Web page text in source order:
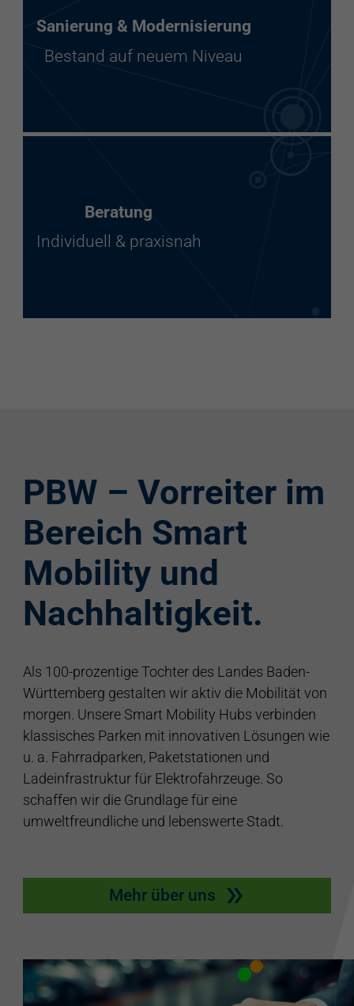
Sanierung & Modernisierung
Bestand auf neuem Niveau
Beratung
Individuell & praxisnah
PBW – Vorreiter im
Bereich Smart
Mobility und
Nachhaltigkeit.
Als 100-prozentige Tochter des Landes Baden-
Württemberg gestalten wir aktiv die Mobilität von
morgen. Unsere Smart Mobility Hubs verbinden
klassisches Parken mit innovativen Lösungen wie
u. a. Fahrradparken, Paketstationen und
Ladeinfrastruktur für Elektrofahrzeuge. So
schaffen wir die Grundlage für eine
umweltfreundliche und lebenswerte Stadt.
Mehr über uns